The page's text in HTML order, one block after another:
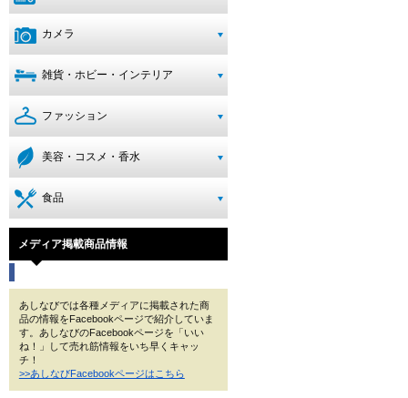
カメラ
雑貨・ホビー・インテリア
ファッション
美容・コスメ・香水
食品
メディア掲載商品情報
あしなびでは各種メディアに掲載された商
品の情報をFacebookページで紹介していま
す。あしなびのFacebookページを「いい
ね！」して売れ筋情報をいち早くキャッ
チ！
>>あしなびFacebookページはこちら